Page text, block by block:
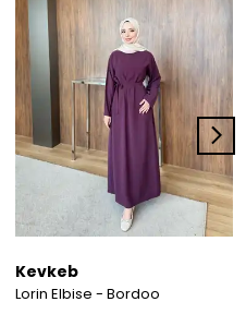
Kevkeb
Lorin Elbise - Bordoo